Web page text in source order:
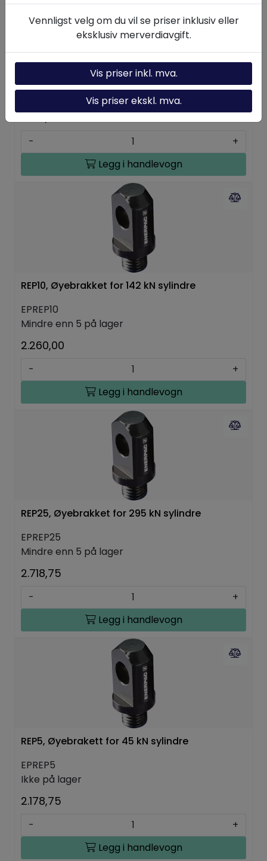
2.162,50
-
+
Legg i handlevogn
REP10, Øyebrakket for 142 kN sylindre
EPREP10
Mindre enn 5 på lager
2.260,00
-
+
Legg i handlevogn
REP25, Øyebrakket for 295 kN sylindre
EPREP25
Mindre enn 5 på lager
2.718,75
-
+
Legg i handlevogn
REP5, Øyebrakett for 45 kN sylindre
EPREP5
Ikke på lager
2.178,75
-
+
Legg i handlevogn
Vennligst velg om du vil se priser inklusiv eller
eksklusiv merverdiavgift.
Vis priser inkl. mva.
Vis priser ekskl. mva.